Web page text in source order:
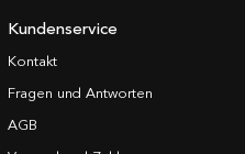
Kundenservice
Kontakt
Fragen und Antworten
AGB